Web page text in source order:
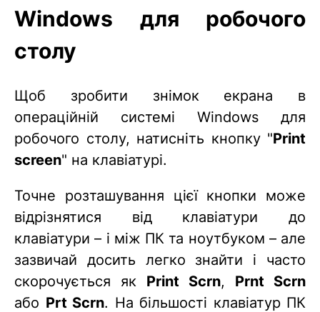
Windows для робочого
столу
Щоб зробити знімок екрана в
операційній системі Windows для
робочого столу, натисніть кнопку "Print
screen" на клавіатурі.
Точне розташування цієї кнопки може
відрізнятися від клавіатури до
клавіатури – і між ПК та ноутбуком – але
зазвичай досить легко знайти і часто
скорочується як Print Scrn, Prnt Scrn
або Prt Scrn. На більшості клавіатур ПК